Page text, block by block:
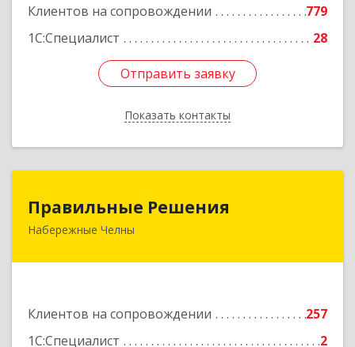
Клиентов на сопровождении
779
1С:Специалист
28
Отправить заявку
Показать контакты
Отправить заявку
Назад
Правильные Решения
Набережные Челны
Клиентов на сопровождении
257
1С:Специалист
2
423832, Татарстан Респ, Набережные Челны г,